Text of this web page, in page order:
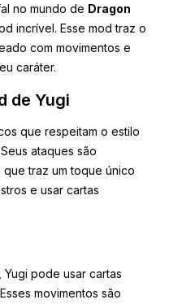
no mundo de Dragon
incrível. Esse mod traz o
com movimentos e
caráter.
de Yugi
que respeitam o estilo
Seus ataques são
traz um toque único
e usar cartas
pode usar cartas
movimentos são